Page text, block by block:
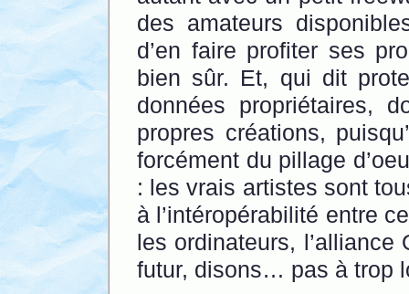
des amateurs
d’en faire profiter ses
bien sûr. Et, qui dit
données propriétaires,
propres créations,
forcément du pillage
: les vrais artistes sont
à l’intéropérabilité entre
les ordinateurs,
futur, disons… pas à trop